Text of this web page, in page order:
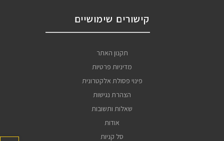
קישורים שימושיים
תקנון האתר
מדיניות פרטיות
פינוי פסולת אלקטרונית
הצהרת נגישות
שאלות ותשובות
אודות
סל קניות